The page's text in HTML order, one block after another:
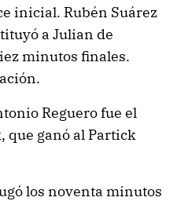
inicial. Rubén Suárez
a Julian de
minutos finales.
Reguero fue el
que ganó al Partick
los noventa minutos